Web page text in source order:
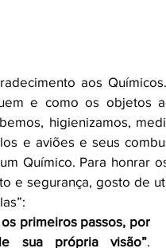
aos
e como os objetos
higienizamos,
e aviões e seus
Químico. Para honrar
e segurança, gosto de
primeiros passos, por
sua própria visão”.